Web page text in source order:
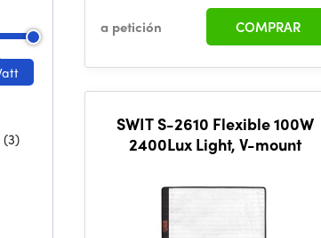
(3)
a petición COMPRAR
SWIT S-2610 Flexible 100W
2400Lux Light, V-mount